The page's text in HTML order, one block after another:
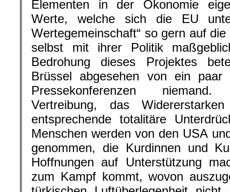
Elementen in der Ökonomie
Werte, welche sich die EU
Wertegemeinschaft“ so gern auf
selbst mit ihrer Politik
Bedrohung dieses Projektes
Brüssel abgesehen von ein paar
Pressekonferenzen
Vertreibung, das
entsprechende totalitäre
Menschen werden von den USA
genommen, die Kurdinnen und
Hoffnungen auf Unterstützung
zum Kampf kommt, wovon